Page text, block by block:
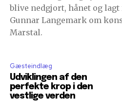
blive nedgjort, hånet og
Gunnar Langemark om
Marstal.
Gæsteindlæg
Udviklingen af den
perfekte krop i den
vestlige verden